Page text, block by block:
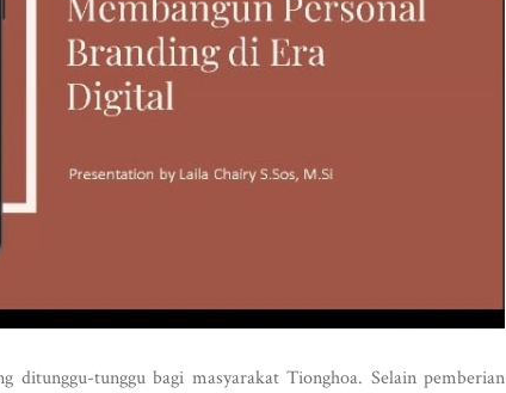
ditunggu-tunggu bagi masyarakat Tionghoa. Selain pemberian